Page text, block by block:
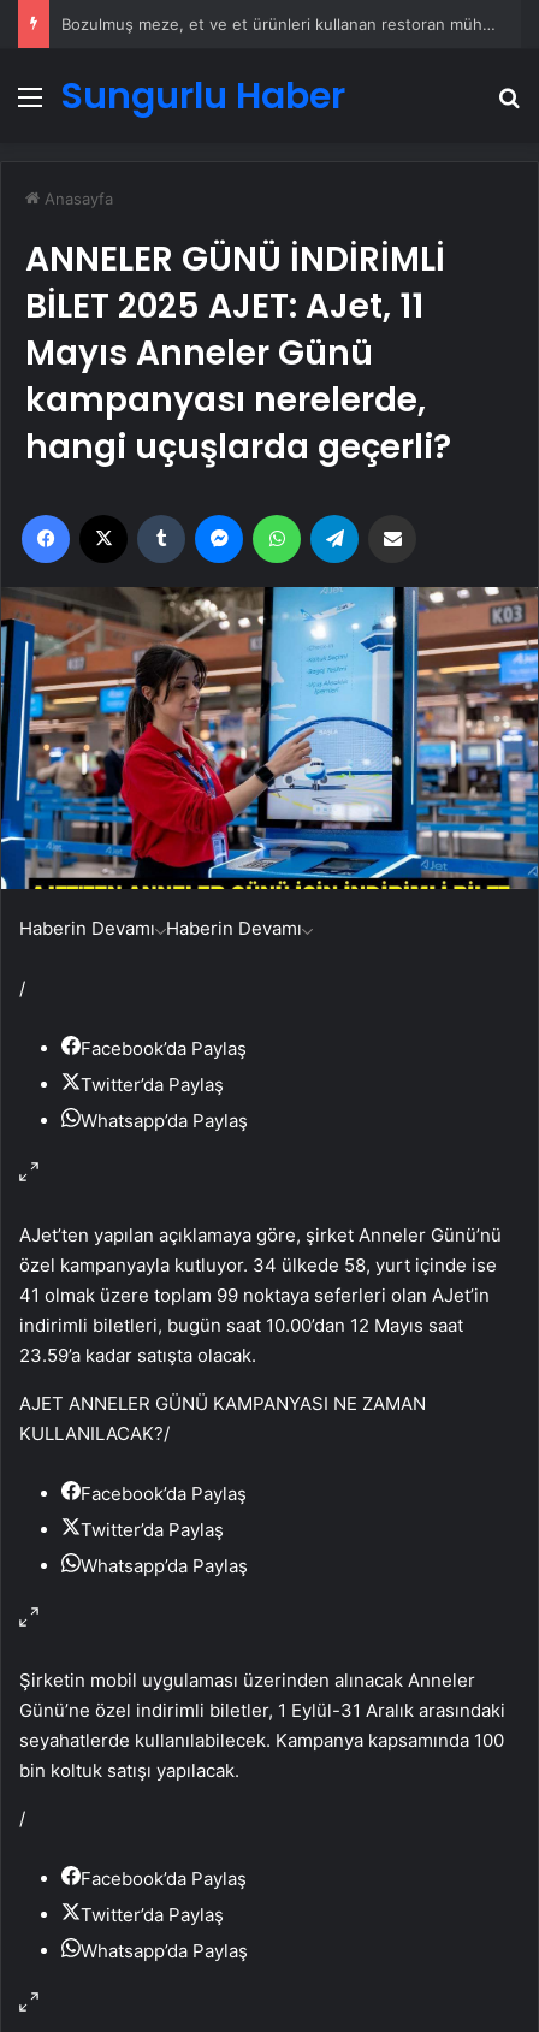
Bozulmuş meze, et ve et ürünleri kullanan restoran mühürlendi
Menü
Sungurlu Haber
Anasayfa
ANNELER GÜNÜ İNDİRİMLİ
BİLET 2025 AJET: AJet, 11
Mayıs Anneler Günü
kampanyası nerelerde,
hangi uçuşlarda geçerli?
Facebook Tumblr MessengerWhatsApp
Haberin Devamı Haberin Devamı
/
Facebook’da Paylaş
Twitter’da Paylaş
Whatsapp’da Paylaş
AJet’ten yapılan açıklamaya göre, şirket Anneler Günü’nü
özel kampanyayla kutluyor. 34 ülkede 58, yurt içinde ise
41 olmak üzere toplam 99 noktaya seferleri olan AJet’in
indirimli biletleri, bugün saat 10.00’dan 12 Mayıs saat
23.59’a kadar satışta olacak.
AJET ANNELER GÜNÜ KAMPANYASI NE ZAMAN
KULLANILACAK?/
Facebook’da Paylaş
Twitter’da Paylaş
Whatsapp’da Paylaş
Şirketin mobil uygulaması üzerinden alınacak Anneler
Günü’ne özel indirimli biletler, 1 Eylül-31 Aralık arasındaki
seyahatlerde kullanılabilecek. Kampanya kapsamında 100
bin koltuk satışı yapılacak.
/
Facebook’da Paylaş
Twitter’da Paylaş
Whatsapp’da Paylaş